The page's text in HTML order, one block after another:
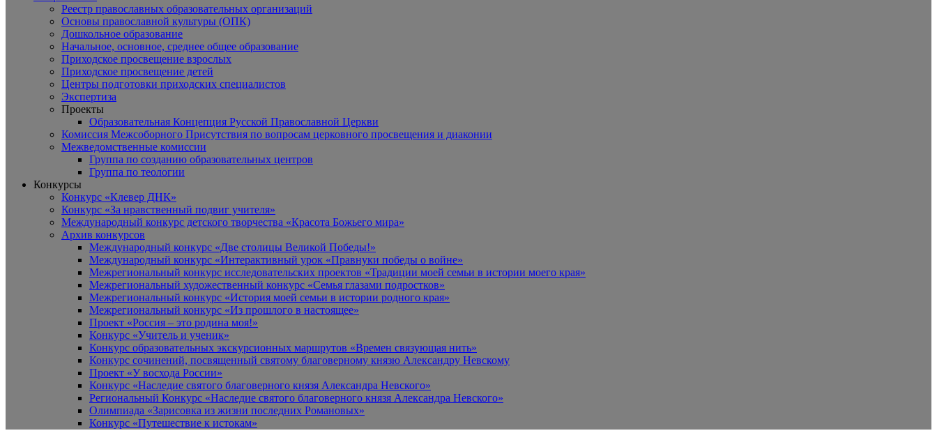
Реестр православных образовательных организаций
Основы православной культуры (ОПК)
Дошкольное образование
Начальное, основное, среднее общее образование
Приходское просвещение взрослых
Приходское просвещение детей
Центры подготовки приходских специалистов
Экспертиза
Проекты
Образовательная Концепция Русской Православной Церкви
Комиссия Межсоборного Присутствия по вопросам церковного просвещения и диаконии
Межведомственные комиссии
Группа по созданию образовательных центров
Группа по теологии
Конкурсы
Конкурс «Клевер ДНК»
Конкурс «За нравственный подвиг учителя»
Международный конкурс детского творчества «Красота Божьего мира»
Архив конкурсов
Международный конкурс «Две столицы Великой Победы!»
Международный конкурс «Интерактивный урок «Правнуки победы о войне»
Межрегиональный конкурс исследовательских проектов «Традиции моей семьи в истории моего края»
Межрегиональный художественный конкурс «Семья глазами подростков»
Межрегиональный конкурс «История моей семьи в истории родного края»
Межрегиональный конкурс «Из прошлого в настоящее»
Проект «Россия – это родина моя!»
Конкурс «Учитель и ученик»
Конкурс образовательных экскурсионных маршрутов «Времен связующая нить»
Конкурс сочинений, посвященный святому благоверному князю Александру Невскому
Проект «У восхода России»
Конкурс «Наследие святого благоверного князя Александра Невского»
Региональный Конкурс «Наследие святого благоверного князя Александра Невского»
Олимпиада «Зарисовка из жизни последних Романовых»
Конкурс «Путешествие к истокам»